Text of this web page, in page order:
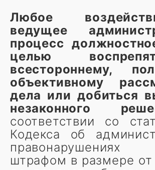
Любое
ведущее
процесс
целью
всестороннему,
объективному
дела или добиться
незаконного
соответствии со
Кодекса об
правонарушениях
штрафом в размере от